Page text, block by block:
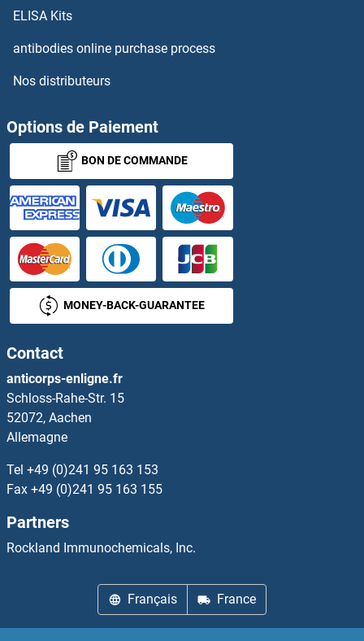
GTR2 Anticorps
GTSE1 Anticorps
GTSF1 Anticorps
Guanidinoacetate N-Methyltransferase Anticorps
Guanylate Kinase 1 Anticorps
GUCA1B Anticorps
GUCA1C Anticorps
GUCA2A Anticorps
GUCA2B Anticorps
GUCY1A1 Anticorps
GUCY1A2 Anticorps
GUCY1B2 Anticorps
GUCY2C Anticorps
ELISA Kits
antibodies online purchase process
Nos distributeurs
Options de Paiement
BON DE COMMANDE
MONEY-BACK-GUARANTEE
Contact
anticorps-enligne.fr
Schloss-Rahe-Str. 15
52072, Aachen
Allemagne
Tel +49 (0)241 95 163 153
Fax +49 (0)241 95 163 155
Partners
Rockland Immunochemicals, Inc.
Français France